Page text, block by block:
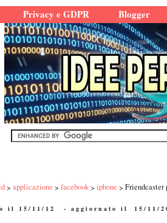
Privacy e GDPR Blogger
applicazione facebook iphone Friendcaster
il 15/11/12 - aggiornato il 15/11/